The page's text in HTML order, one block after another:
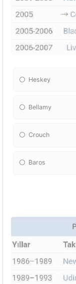
Heskey
Bellamy
Crouch
Baros